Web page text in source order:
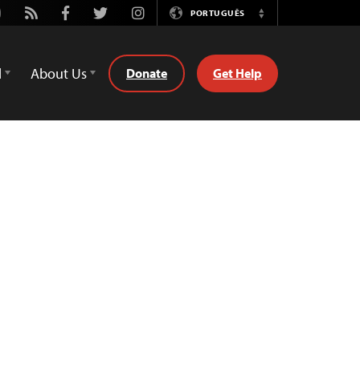
Rss FacebookTwitterInstagramPORTUGUÊS
Switch
About Us Donate Get Help